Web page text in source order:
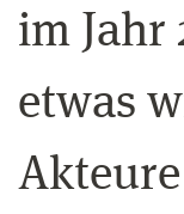
im Jahr
etwas